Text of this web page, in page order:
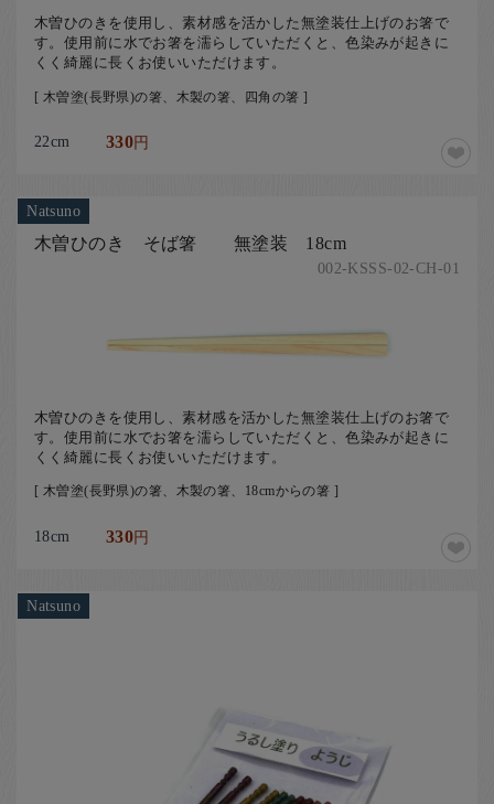
木曽ひのきを使用し、素材感を活かした無塗装仕上げのお箸で
す。使用前に水でお箸を濡らしていただくと、色染みが起きに
くく綺麗に長くお使いいただけます。
[ 木曽塗(長野県)の箸、木製の箸、四角の箸 ]
22cm 330円
Natsuno
木曽ひのき そば箸 無塗装 18cm
002-KSSS-02-CH-01
木曽ひのきを使用し、素材感を活かした無塗装仕上げのお箸で
す。使用前に水でお箸を濡らしていただくと、色染みが起きに
くく綺麗に長くお使いいただけます。
[ 木曽塗(長野県)の箸、木製の箸、18cmからの箸 ]
18cm 330円
Natsuno